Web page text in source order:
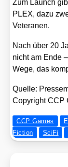
Zum Launch
PLEX, dazu
Vete­ra­nen.
Nach über 20
nicht am Ende
Wege, das
Quel­le:
Copy­right CCP
CCP Games
Fiction
SciFi